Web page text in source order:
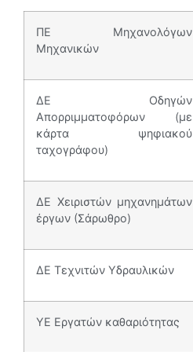
ΠΕ Μηχανολόγων
Μηχανικών
ΔΕ Οδηγών
Απορριμματοφόρων (με
κάρτα ψηφιακού
ταχογράφου)
ΔΕ Χειριστών μηχανημάτων
έργων (Σάρωθρο)
ΔΕ Τεχνιτών Υδραυλικών
ΥΕ Εργατών καθαριότητας